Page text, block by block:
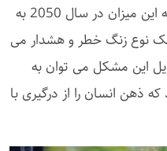
یک نفر به آلزایمر مبتلا می شود که این میزان در سال 2050 به
یک نوع زنگ خطر و هشدار می
این مشکل می توان به
ذهن انسان را از درگیری با